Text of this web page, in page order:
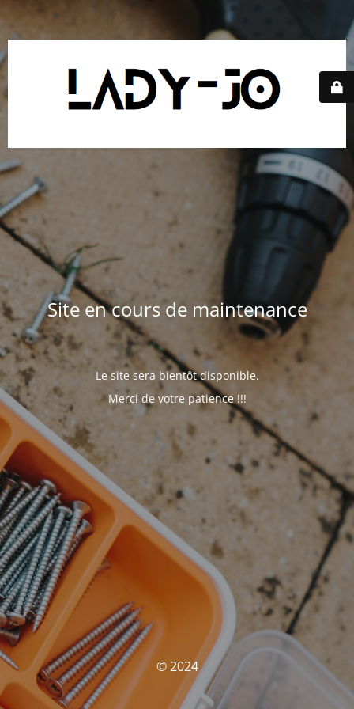
Site en cours de maintenance
Le site sera bientôt disponible.
Merci de votre patience !!!
© 2024